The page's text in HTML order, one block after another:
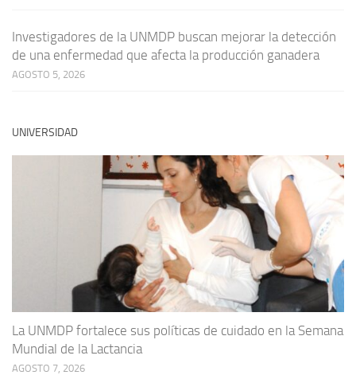
Investigadores de la UNMDP buscan mejorar la detección
de una enfermedad que afecta la producción ganadera
AGOSTO 5, 2026
UNIVERSIDAD
La UNMDP fortalece sus políticas de cuidado en la Semana
Mundial de la Lactancia
AGOSTO 7, 2026